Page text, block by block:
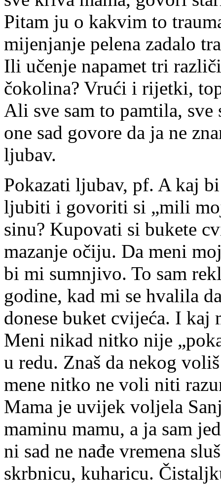
Pitam ju o kakvim to
mijenjanje pelena zadalo
Ili učenje napamet tri
čokolina? Vrući i rijetki,
Ali sve sam to pamtila,
one sad govore da ja ne
ljubav.
Pokazati ljubav, pf. A kaj
ljubiti i govoriti si „mili
sinu? Kupovati si bukete
mazanje očiju. Da meni
bi mi sumnjivo. To sam
godine, kad mi se hvalila
donese buket cvijeća. I
Meni nikad nitko nije
u redu. Znaš da nekog
mene nitko ne voli niti
Mama je uvijek voljela
maminu mamu, a ja sam
ni sad ne nađe vremena
skrbnicu, kuharicu.